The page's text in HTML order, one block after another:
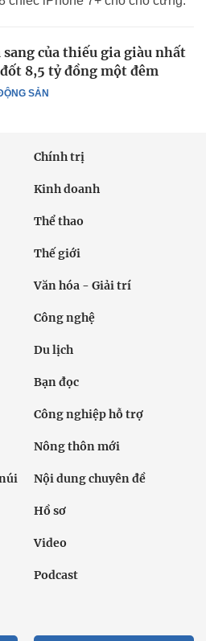
SẢN
sang của thiếu gia giàu nhất
8,5 tỷ đồng một đêm
Chính trị
Kinh doanh
Thể thao
Thế giới
Văn hóa - Giải trí
Công nghệ
Du lịch
Bạn đọc
Công nghiệp hỗ trợ
Nông thôn mới
Nội dung chuyên đề
Hồ sơ
Video
Podcast